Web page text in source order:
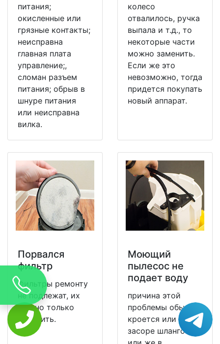
питания;
окисленные или
грязные контакты;
неисправна
главная плата
управление;,
сломан разъем
питания; обрыв в
шнуре питания
или неисправна
вилка.
колесо
отвалилось, ручка
выпала и т.д., то
некоторые части
можно заменить.
Если же это
невозможно, тогда
придется покупать
новый аппарат.
Порвался
фильтр
Фильтры ремонту
не подлежат, их
можно только
заменить.
Моющий
пылесос не
подает воду
причина этой
проблемы обычно
кроется или в
засоре шлангов,